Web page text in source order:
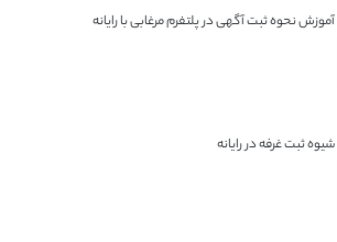
آموزش نحوه ثبت آگهی در پلتفرم مرغابی با رایانه
شیوه ثبت غرفه در رایانه